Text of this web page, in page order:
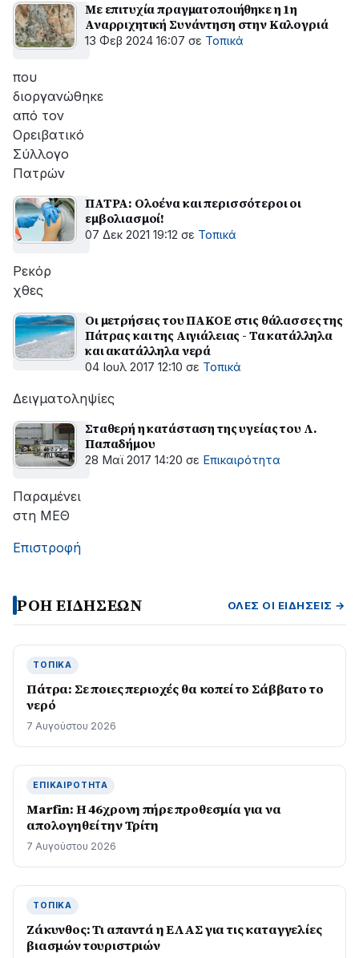
Με επιτυχία πραγματοποιήθηκε η 1η
Αναρριχητική Συνάντηση στην Καλογριά
13 Φεβ 2024 16:07 σε Τοπικά
που
διοργανώθηκε
από τον
Ορειβατικό
Σύλλογο
Πατρών
ΠΑΤΡΑ: Ολοένα και περισσότεροι οι
εμβολιασμοί!
07 Δεκ 2021 19:12 σε Τοπικά
Ρεκόρ
χθες
Οι μετρήσεις του ΠΑΚΟΕ στις θάλασσες της
Πάτρας και της Αιγιάλειας - Τα κατάλληλα
και ακατάλληλα νερά
04 Ιουλ 2017 12:10 σε Τοπικά
Δειγματοληψίες
Σταθερή η κατάσταση της υγείας του Λ.
Παπαδήμου
28 Μαϊ 2017 14:20 σε Επικαιρότητα
Παραμένει
στη ΜΕΘ
Επιστροφή
ΡΟΗ ΕΙΔΗΣΕΩΝ ΌΛΕΣ ΟΙ ΕΙΔΉΣΕΙΣ →
ΤΟΠΙΚΆ
Πάτρα: Σε ποιες περιοχές θα κοπεί το Σάββατο το
νερό
7 Αυγούστου 2026
ΕΠΙΚΑΙΡΌΤΗΤΑ
Marfin: Η 46χρονη πήρε προθεσμία για να
απολογηθεί την Τρίτη
7 Αυγούστου 2026
ΤΟΠΙΚΆ
Ζάκυνθος: Τι απαντά η ΕΛΑΣ για τις καταγγελίες
βιασμών τουριστριών